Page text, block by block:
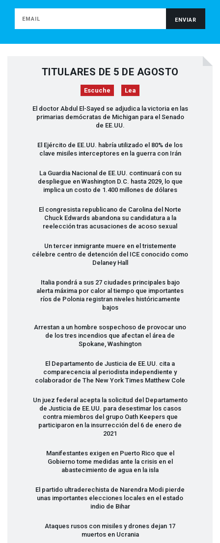
TITULARES DE 5 DE AGOSTO
Escuche Lea
El doctor Abdul El-Sayed se adjudica la victoria en las
primarias demócratas de Michigan para el Senado
de EE.UU.
El Ejército de EE.UU. habría utilizado el 80% de los
clave misiles interceptores en la guerra con Irán
La Guardia Nacional de EE.UU. continuará con su
despliegue en Washington D.C. hasta 2029, lo que
implica un costo de 1.400 millones de dólares
El congresista republicano de Carolina del Norte
Chuck Edwards abandona su candidatura a la
reelección tras acusaciones de acoso sexual
Un tercer inmigrante muere en el tristemente
célebre centro de detención del ICE conocido como
Delaney Hall
Italia pondrá a sus 27 ciudades principales bajo
alerta máxima por calor al tiempo que importantes
ríos de Polonia registran niveles históricamente
bajos
Arrestan a un hombre sospechoso de provocar uno
de los tres incendios que afectan el área de
Spokane, Washington
El Departamento de Justicia de EE.UU. cita a
comparecencia al periodista independiente y
colaborador de The New York Times Matthew Cole
Un juez federal acepta la solicitud del Departamento
de Justicia de EE.UU. para desestimar los casos
contra miembros del grupo Oath Keepers que
participaron en la insurrección del 6 de enero de
2021
Manifestantes exigen en Puerto Rico que el
Gobierno tome medidas ante la crisis en el
abastecimiento de agua en la isla
El partido ultraderechista de Narendra Modi pierde
unas importantes elecciones locales en el estado
indio de Bihar
Ataques rusos con misiles y drones dejan 17
muertos en Ucrania